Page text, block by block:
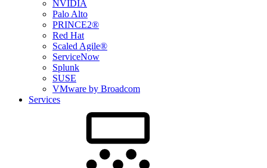
NVIDIA
Palo Alto
PRINCE2®
Red Hat
Scaled Agile®
ServiceNow
Splunk
SUSE
VMware by Broadcom
Services